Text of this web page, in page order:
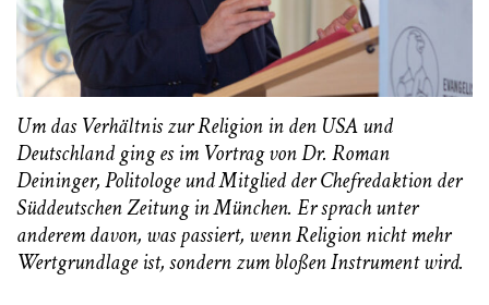
Um das Verhältnis zur Religion in den USA und
Deutschland ging es im Vortrag von Dr. Roman
Deininger, Politologe und Mitglied der Chefredaktion der
Süddeutschen Zeitung in München. Er sprach unter
anderem davon, was passiert, wenn Religion nicht mehr
Wertgrundlage ist, sondern zum bloßen Instrument wird.